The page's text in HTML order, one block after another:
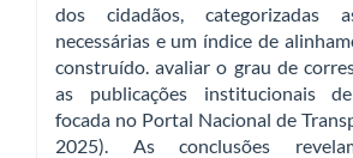
dos cidadãos, categorizadas
necessárias e um índice de
construído. avaliar o grau de
as publicações institucionais
focada no Portal Nacional de
2025). As conclusões